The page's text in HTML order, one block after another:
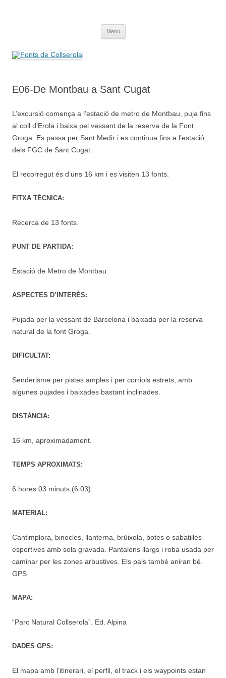
Menú
E06-De Montbau a Sant Cugat
L’excursió comença a l’estació de metro de Montbau, puja fins
al coll d’Erola i baixa pel vessant de la reserva de la Font
Groga. Es passa per Sant Medir i es continua fins a l’estació
dels FGC de Sant Cugat.
El recorregut és d’uns 16 km i es visiten 13 fonts.
FITXA TÈCNICA:
Recerca de 13 fonts.
PUNT DE PARTIDA:
Estació de Metro de Montbau.
ASPECTES D’INTERÈS:
Pujada per la vessant de Barcelona i baixada per la reserva
natural de la font Groga.
DIFICULTAT:
Senderisme per pistes amples i per corriols estrets, amb
algunes pujades i baixades bastant inclinades.
DISTÀNCIA:
16 km, aproximadament.
TEMPS APROXIMATS:
6 hores 03 minuts (6:03).
MATERIAL:
Cantimplora, binocles, llanterna, brúixola, botes o sabatilles
esportives amb sola gravada. Pantalons llargs i roba usada per
caminar per les zones arbustives. Els pals també aniran bé.
GPS
MAPA:
“Parc Natural Collserola”. Ed. Alpina
DADES GPS:
El mapa amb l’itinerari, el perfil, el track i els waypoints estan